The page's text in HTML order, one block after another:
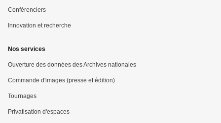
Conférenciers
Innovation et recherche
Nos services
Ouverture des données des Archives nationales
Commande d'images (presse et édition)
Tournages
Privatisation d'espaces